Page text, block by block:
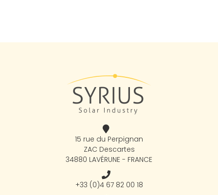
15 rue du Perpignan
ZAC Descartes
34880 LAVÉRUNE - FRANCE
+33 (0)4 67 82 00 18